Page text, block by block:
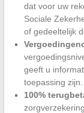
dat voor uw
Sociale
of gedeeltelijk
geeft u
toepassing zijn.
100%